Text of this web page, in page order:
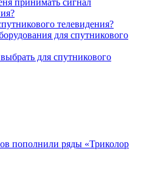
принимать сигнал
телевидения?
для спутникового
для спутникового
пополнили ряды «Триколор